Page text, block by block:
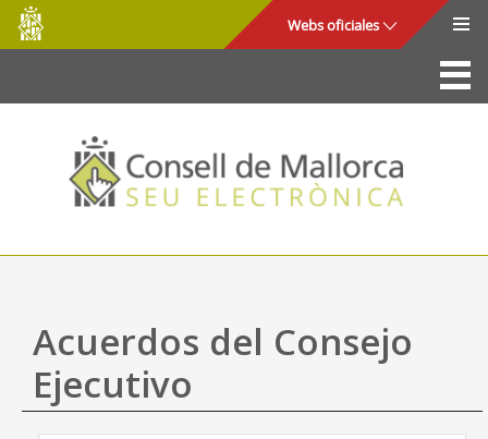
Saltar al contenido principal
Consell
de
Mallorca
Webs oficiales
La Sede
Consejo de Mallorca
Acceso y seguridad
Utilidades
Mapa web
Ayuda
Acuerdos del Consejo
Ejecutivo